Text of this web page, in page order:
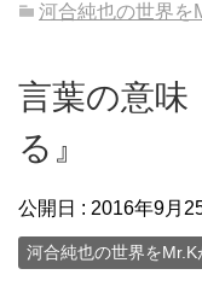
河合純也の世界を
言葉の意
る』
公開日 : 2016年9月
河合純也の世界をMr.K